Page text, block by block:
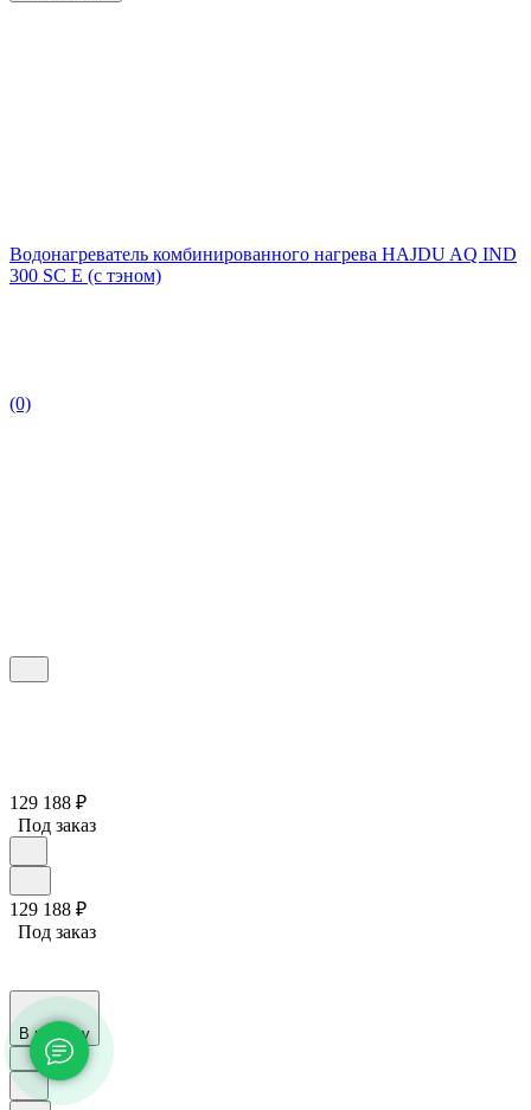
Водонагреватель комбинированного нагрева HAJDU AQ IND
300 SC E (c тэном)
(0)
129 188 ₽
Под заказ
129 188 ₽
Под заказ
В корзину